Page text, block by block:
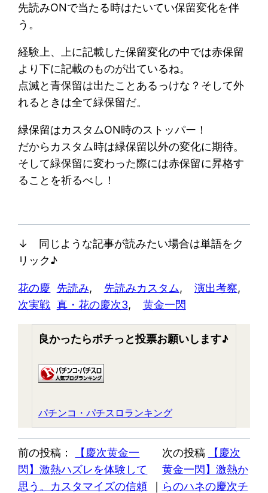
先読みONで当たる時はたいてい保留変化を伴
う。
経験上、上に記載した保留変化の中では赤保留
より下に記載のものが出ているね。
点滅と青保留は出たことあるっけな？そして外
れるときは全て緑保留だ。
緑保留はカスタムON時のストッパー！
だからカスタム時は緑保留以外の変化に期待。
そして緑保留に変わった際には赤保留に昇格す
ることを祈るべし！
↓ 同じような記事が読みたい場合は単語をク
リック♪
花の慶
次実戦
先読み, 先読みカスタム, 演出考察
真・花の慶次3, 黄金一閃
良かったらポチっと投票お願いします♪
パチンコ・パチスロランキング
前の投稿：
【慶次黄金一
閃】激熱ハズレを体験して
思う。カスタマイズの信頼
｜
次の投稿
【慶次
黄金一閃】激熱か
らのハネの慶次チ